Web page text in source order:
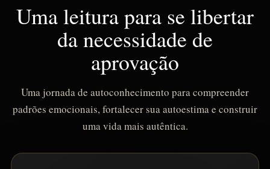
Uma leitura para se libertar
da necessidade de
aprovação
Uma jornada de autoconhecimento para compreender
padrões emocionais, fortalecer sua autoestima e construir
uma vida mais autêntica.